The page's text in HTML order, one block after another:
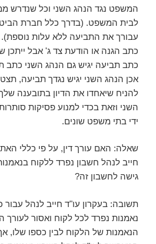
המשפט נגד הנהג השני וכל שנדרש
לבית המשפט. (בדרך כלל חברת
עבורך את התביעה ללא עלות
כתב הגנה או הודעת צד ג' אבל ייתכן
כתב תביעה יגיש גם הנהג השני כתב
אכן הנהג השני יגיש נגדך תביעה,
להניח שיאחדו את הדיון בתובענה
השני וזאת בכדי למנוע פסיקות
ידי בתי משפט שונים.
שאלה: האם עורך דין, על פי כללי
חייב לנהל חשבון נפרד ללקוח
גישה לחשבון זה?
תשובה: בעקרון עו"ד חייב לנהל עבור
נאמנות נפרד לכל לקוח ואסור לעורך
הנאמנות של הלקוח לבין כספו שלו,